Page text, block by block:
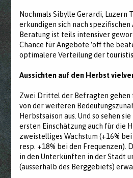
Nochmals Sibylle Gerardi, Luzern
erkundigen sich nach spezifischen
Beratung ist teils intensiver
Chance für Angebote ‘off the
optimalere Verteilung der
Aussichten auf den Herbst
Zwei Drittel der Befragten gehen
von der weiteren
Herbstsaison aus. Und so sehen
ersten Einschätzung auch für die
zweistelliges Wachstum (+16%
resp. +18% bei den Frequenzen).
in den Unterkünften in der Stadt
(ausserhalb des Berggebiets)